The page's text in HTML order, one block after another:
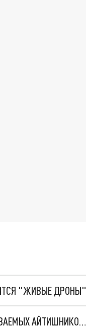
"ЖИВЫЕ ДРОНЫ"
ДВА НИЖЕГОРОДСКИХ ВУЗА ГОТОВЯТ ОДНИХ ИЗ САМЫХ ВЫСОКООПЛАЧИВАЕМЫХ АЙТИШНИКОВ В СТРАНЕ